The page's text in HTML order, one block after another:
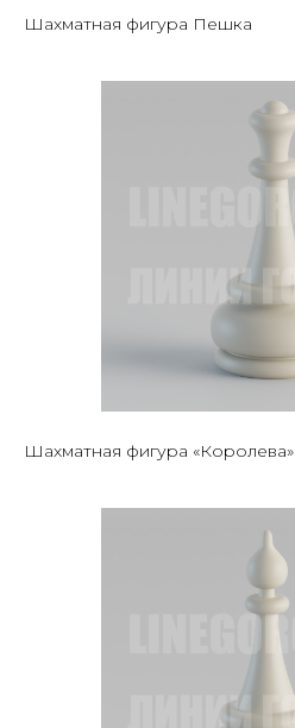
Шахматная фигура Пешка
Шахматная фигура «Королева»